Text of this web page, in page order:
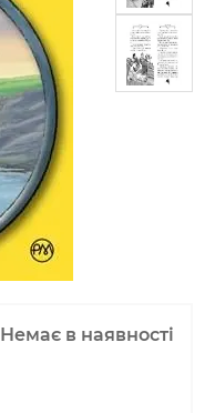
Немає в наявності